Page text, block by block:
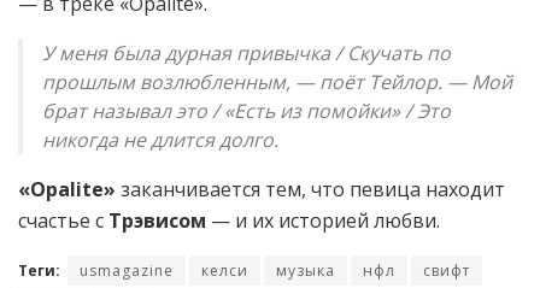
У меня была дурная привычка / Скучать по
прошлым возлюбленным, — поёт Тейлор. — Мой
брат называл это / «Есть из помойки» / Это
никогда не длится долго.
«Opalite» заканчивается тем, что певица находит
счастье с Трэвисом — и их историей любви.
Теги: usmagazine келси музыка нфл
свифт